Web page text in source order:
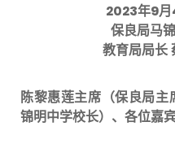
2023年9月
保良局马
教育局局长
陈黎惠莲主席（保良局
锦明中学校长）、各位嘉